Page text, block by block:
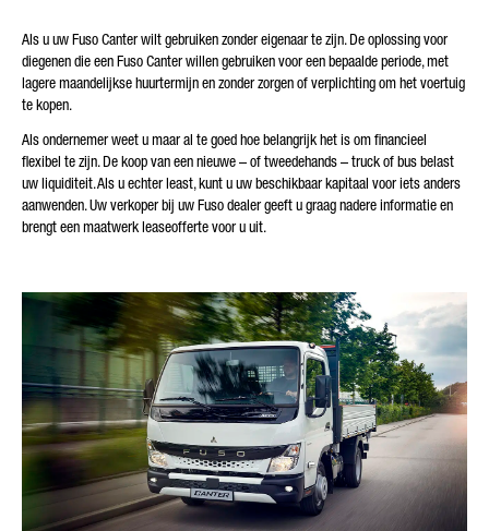
vindt u online in de informatie overgegevensbescherming.
Friendly Captcha
Als u uw Fuso Canter wilt gebruiken zonder eigenaar te zijn. De oplossing voor
diegenen die een Fuso Canter willen gebruiken voor een bepaalde periode, met
lagere maandelijkse huurtermijn en zonder zorgen of verplichting om het voertuig
te kopen.
Als ondernemer weet u maar al te goed hoe belangrijk het is om financieel
flexibel te zijn. De koop van een nieuwe – of tweedehands – truck of bus belast
uw liquiditeit. Als u echter least, kunt u uw beschikbaar kapitaal voor iets anders
aanwenden. Uw verkoper bij uw Fuso dealer geeft u graag nadere informatie en
brengt een maatwerk leaseofferte voor u uit.